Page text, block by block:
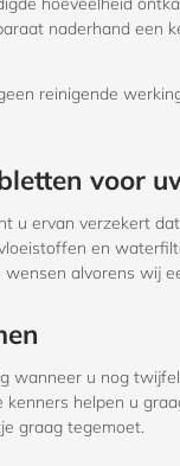
naderhand een
reinigende
voor
u ervan verzekert
en
alvorens wij
wanneer u nog
kenners helpen u
graag tegemoet.